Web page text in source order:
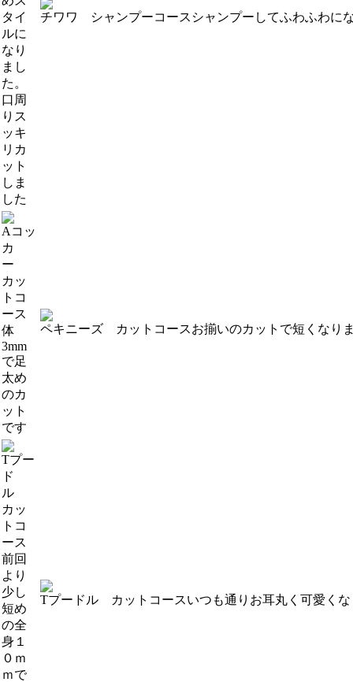
タイ
ルに
なり
まし
た。
口周
りス
ッキ
リカ
ット
しま
した
チワワ シャンプーコース シャンプーしてふわふわに
Aコッ
カ
ー
カッ
トコ
ース
体
3mm
で足
太め
のカ
ット
です
ペキニーズ カットコースお揃いのカットで短くなり
Tプー
ド
ル
カッ
トコ
ース
前回
より
少し
短め
の全
身１
０ｍ
ｍで
Tプードル カットコースいつも通りお耳丸く可愛く